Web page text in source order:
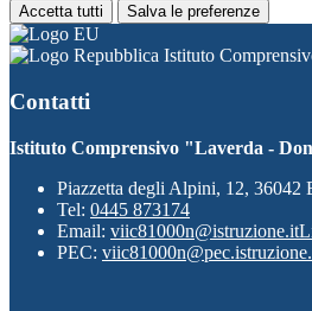
Accetta tutti Salva le preferenze
Istituto
Contatti
Istituto Comprensivo "Laverda -
Piazzetta degli Alpini, 12, 36042
Tel: 0445 873174
Email: viic81000n@istruzione.it
PEC: